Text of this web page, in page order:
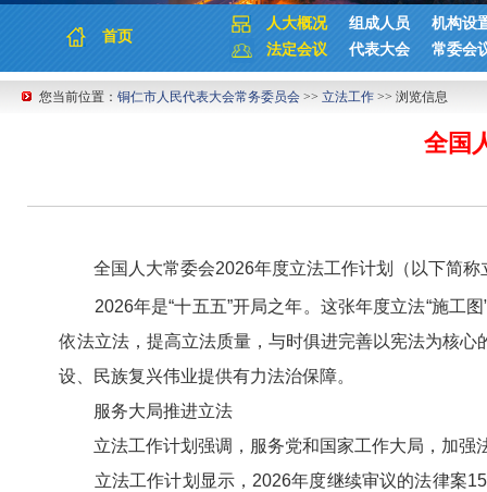
首页
人大概况 组成人员
机构设
法定会议
代表大会 常委会
您当前位置： 铜仁市人民代表大会常务委员会 >> 立法工作 >> 浏览信息
全国
全国人大常委会2026年度立法工作计划（以下简
2026年是“十五五”开局之年。这张年度立法“施工图
依法立法，提高立法质量，与时俱进完善以宪法为核
设、民族复兴伟业提供有力法治保障。
服务大局推进立法
立法工作计划强调，服务党和国家工作大局，加强
立法工作计划显示，2026年度继续审议的法律案15